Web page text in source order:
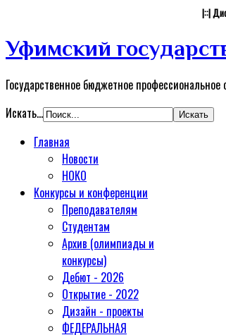
|::|
Уфимский
Государственное бюджетное
Искать...
Главная
Новости
НОКО
Конкурсы и конференции
Преподавателям
Студентам
Архив (олимпиады и
конкурсы)
Дебют - 2026
Открытие - 2022
Дизайн - проекты
ФЕДЕРАЛЬНАЯ